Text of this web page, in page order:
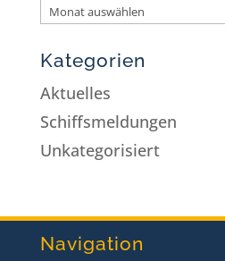
Kategorien
Aktuelles
Schiffsmeldungen
Unkategorisiert
Navigation